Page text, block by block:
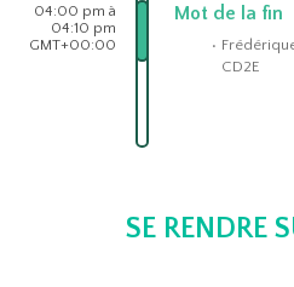
04:00 pm à
04:10 pm
GMT+00:00
Mot de la fin
CD2E
SE RENDRE